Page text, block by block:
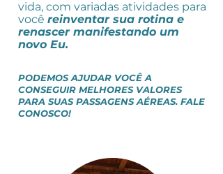
vida, com variadas atividades para
você reinventar sua rotina e
renascer manifestando um
novo Eu.
PODEMOS AJUDAR VOCÊ A
CONSEGUIR MELHORES VALORES
PARA SUAS PASSAGENS AÉREAS. FALE
CONOSCO!